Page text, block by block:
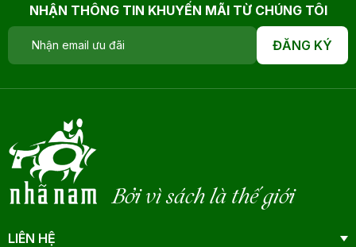
NHẬN THÔNG TIN KHUYẾN MÃI TỪ CHÚNG TÔI
ĐĂNG KÝ
Bởi vì sách là thế giới
LIÊN HỆ